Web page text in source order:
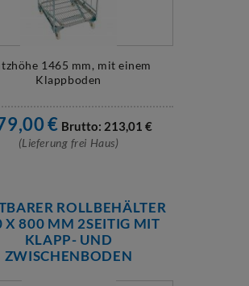
1465 mm, mit einem
Klappboden
€ Brutto: 213,01 €
(Lieferung frei Haus)
ROLLBEHÄLTER
X 800 MM 2SEITIG MIT
KLAPP- UND
ZWISCHENBODEN